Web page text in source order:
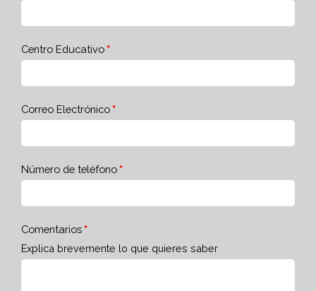
Centro Educativo
Correo Electrónico
Número de teléfono
Comentarios
Explica brevemente lo que quieres saber